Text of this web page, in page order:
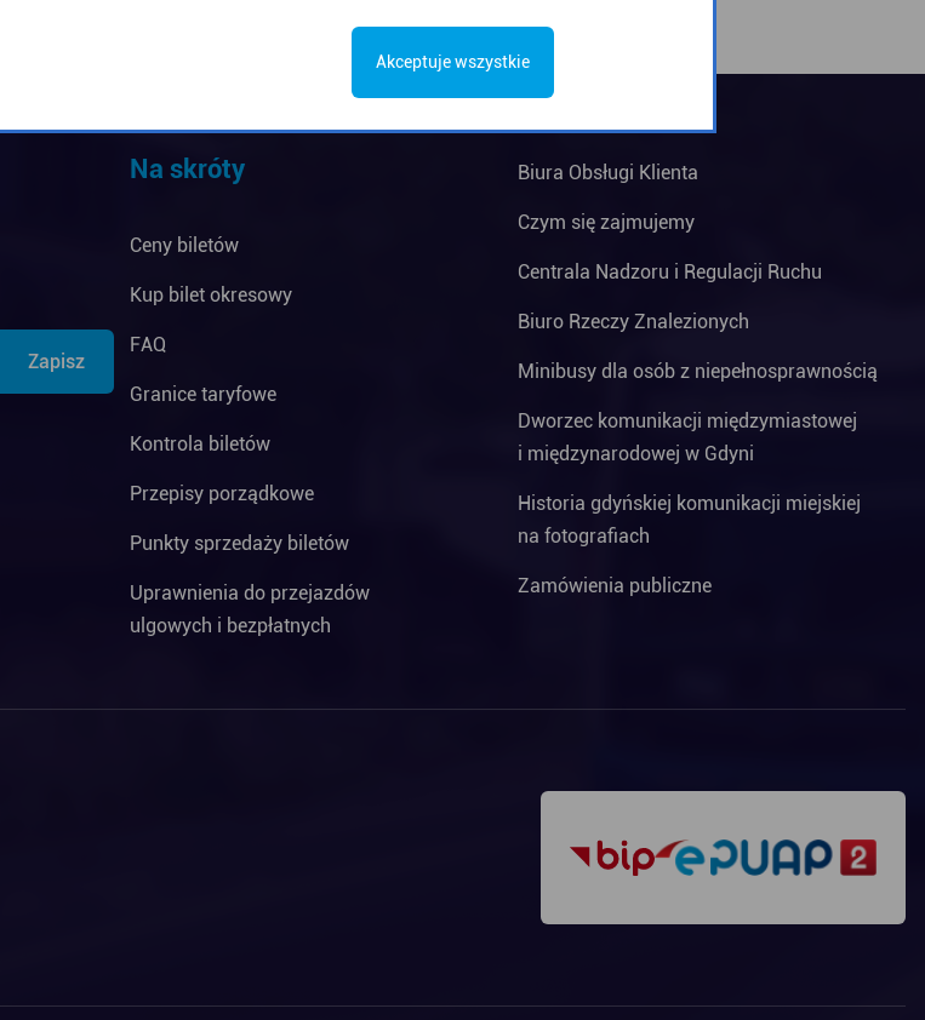
Na skróty
Ceny biletów
Kup bilet okresowy
FAQ
Granice taryfowe
Kontrola biletów
Przepisy porządkowe
Punkty sprzedaży biletów
Uprawnienia do przejazdów
ulgowych i bezpłatnych
Biura Obsługi Klienta
Czym się zajmujemy
Centrala Nadzoru i Regulacji Ruchu
Biuro Rzeczy Znalezionych
Minibusy dla osób z niepełnosprawnością
Dworzec komunikacji międzymiastowej
i międzynarodowej w Gdyni
Historia gdyńskiej komunikacji miejskiej
na fotografiach
Zamówienia publiczne
Akceptuje wszystkie